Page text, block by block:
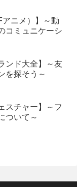
アニメ）】～動
コミュニケーシ
ンド大全】～友
を探そう～
スチャー】～フ
ついて～